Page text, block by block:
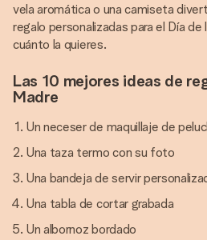
vela aromática o una camiseta
regalo personalizadas para el Día de
cuánto la quieres.
Las 10 mejores ideas de
Madre
Un neceser de maquillaje de
Una taza termo con su foto
Una bandeja de servir
Una tabla de cortar grabada
Un albornoz bordado